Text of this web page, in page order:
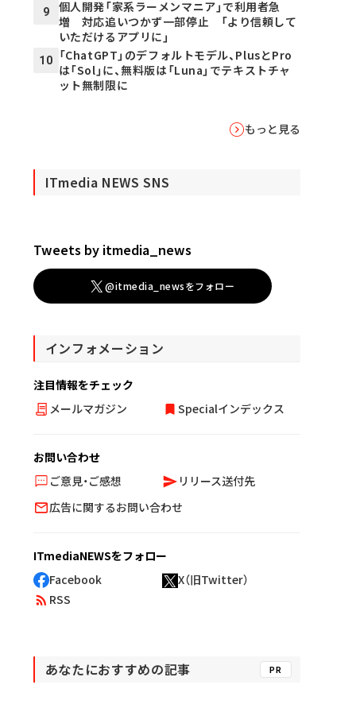
9
個人開発「家系ラーメンマニア」で利用者急
増 対応追いつかず一部停止 「より信頼して
いただけるアプリに」
10
「ChatGPT」のデフォルトモデル、PlusとPro
は「Sol」に、無料版は「Luna」でテキストチャ
ット無制限に
もっと見る
ITmedia NEWS SNS
Tweets by itmedia_news
@itmedia_newsをフォロー
インフォメーション
注目情報をチェック
メールマガジン
Specialインデックス
お問い合わせ
ご意見・ご感想
リリース送付先
広告に関するお問い合わせ
ITmediaNEWSをフォロー
Facebook
X（旧Twitter）
RSS
あなたにおすすめの記事 PR